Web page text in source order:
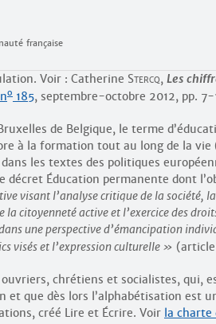
française
Voir : Catherine Stercq, Les
o 185, septembre-octobre 2012, pp. 7-
de Belgique, le terme
à la formation tout au long de la vie
les textes des politiques
décret Éducation permanente dont
visant l’analyse critique de la
la citoyenneté active et l’exercice des
une perspective d’émancipation
visés et l’expression culturelle
(article
chrétiens et socialistes, qui,
et que dès lors l’alphabétisation est
créé Lire et Écrire. Voir la charte